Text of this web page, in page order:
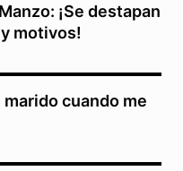
¡Se destapan
motivos!
cuando me